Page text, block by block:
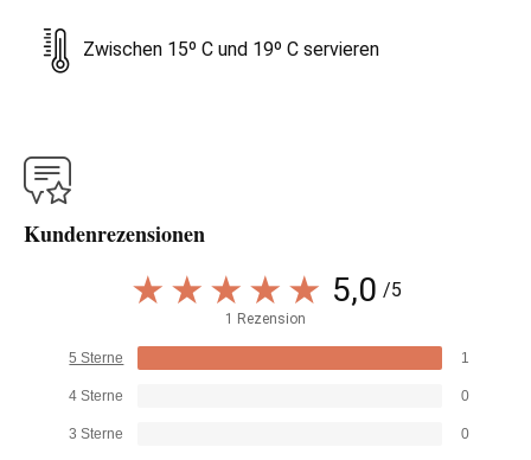
Zwischen 15º C und 19º C servieren
Kundenrezensionen
5,0 /5
1 Rezension
5 Sterne 1
4 Sterne 0
3 Sterne 0